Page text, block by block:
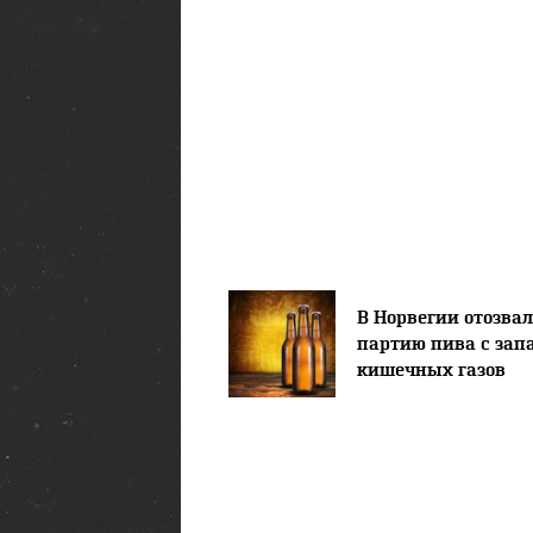
В Норвегии
партию пива с
кишечных газов